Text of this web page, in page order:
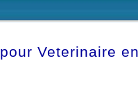
Veterinaire en